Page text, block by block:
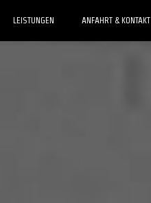
LEISTUNGEN ANFAHRT & KONTAKT